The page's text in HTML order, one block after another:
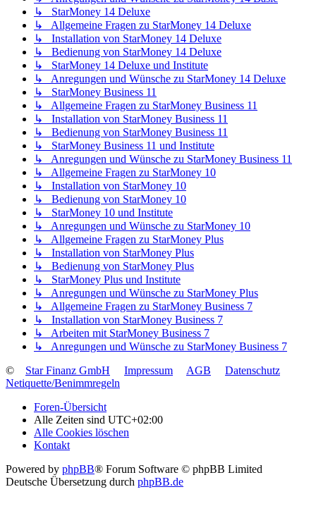
↳ StarMoney 14 Deluxe
↳ Allgemeine Fragen zu StarMoney 14 Deluxe
↳ Installation von StarMoney 14 Deluxe
↳ Bedienung von StarMoney 14 Deluxe
↳ StarMoney 14 Deluxe und Institute
↳ Anregungen und Wünsche zu StarMoney 14 Deluxe
↳ StarMoney Business 11
↳ Allgemeine Fragen zu StarMoney Business 11
↳ Installation von StarMoney Business 11
↳ Bedienung von StarMoney Business 11
↳ StarMoney Business 11 und Institute
↳ Anregungen und Wünsche zu StarMoney Business 11
↳ Allgemeine Fragen zu StarMoney 10
↳ Installation von StarMoney 10
↳ Bedienung von StarMoney 10
↳ StarMoney 10 und Institute
↳ Anregungen und Wünsche zu StarMoney 10
↳ Allgemeine Fragen zu StarMoney Plus
↳ Installation von StarMoney Plus
↳ Bedienung von StarMoney Plus
↳ StarMoney Plus und Institute
↳ Anregungen und Wünsche zu StarMoney Plus
↳ Allgemeine Fragen zu StarMoney Business 7
↳ Installation von StarMoney Business 7
↳ Arbeiten mit StarMoney Business 7
↳ Anregungen und Wünsche zu StarMoney Business 7
©
Star Finanz GmbH Impressum AGB
Datenschutz
Netiquette/Benimmregeln
Foren-Übersicht
Alle Zeiten sind UTC+02:00
Alle Cookies löschen
Kontakt
Powered by phpBB® Forum Software © phpBB Limited
Deutsche Übersetzung durch phpBB.de